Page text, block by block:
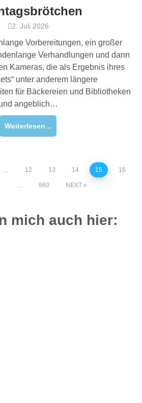
2. Juli 2026
Vorbereitungen, ein großer
Verhandlungen und dann
Kameras, die als Ergebnis ihres
unter anderem längere
für Bäckereien und Bibliotheken
angeblich…
Weiterlesen ..
… 12 13 14 15 16
… 860 NEXT
mich auch hier: